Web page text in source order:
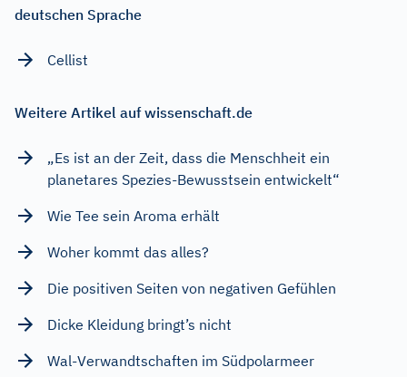
deutschen Sprache
Cellist
Weitere Artikel auf wissenschaft.de
„Es ist an der Zeit, dass die Menschheit ein
planetares Spezies-Bewusstsein entwickelt“
Wie Tee sein Aroma erhält
Woher kommt das alles?
Die positiven Seiten von negativen Gefühlen
Dicke Kleidung bringt’s nicht
Wal-Verwandtschaften im Südpolarmeer